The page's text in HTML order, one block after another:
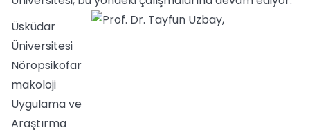
Üsküdar
Üniversitesi
Nöropsikofar
makoloji
Uygulama ve
Araştırma